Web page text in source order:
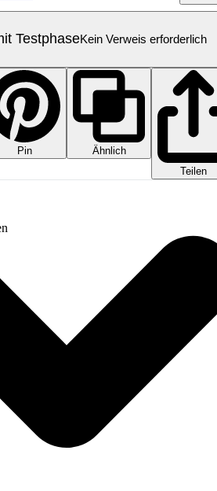
TestphaseKein Verweis erforderlich
Pin
Ähnlich
Teilen